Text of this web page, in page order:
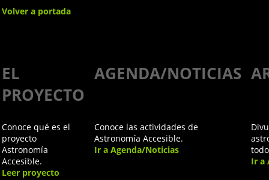
Volver a portada
EL
PROYECTO
AGENDA/NOTICIAS
Conoce qué es el
proyecto
Astronomía
Accesible.
Leer proyecto
Conoce las actividades de
Astronomía Accesible.
Ir a Agenda/Noticias
Ir a
Visita a
Calar Alto
en el
Sorteo de